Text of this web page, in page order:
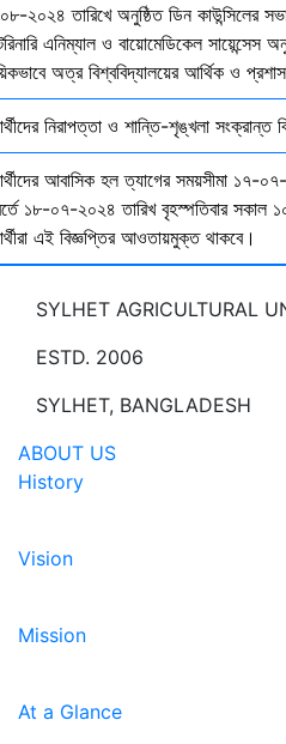
২০২৪ তারিখে অনুষ্ঠিত ডিন কাউন্সিলের
এনিম্যাল ও বায়োমেডিকেল
অত্র বিশ্ববিদ্যালয়ের আর্থিক ও
নিরাপত্তা ও শান্তি-শৃঙ্খলা সংক্রান্ত
আবাসিক হল ত্যাগের সময়সীমা ১৭-
১৮-০৭-২০২৪ তারিখ বৃহস্পতিবার সকাল
এই বিজ্ঞপ্তির আওতায়মুক্ত থাকবে।
SYLHET AGRICULTURAL
ESTD. 2006
SYLHET, BANGLADESH
ABOUT US
History
Vision
Mission
At a Glance